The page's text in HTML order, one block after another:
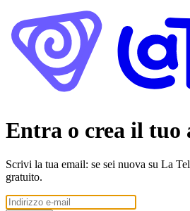
Entra o crea il tuo
Scrivi la tua email: se sei nuova su La
gratuito.